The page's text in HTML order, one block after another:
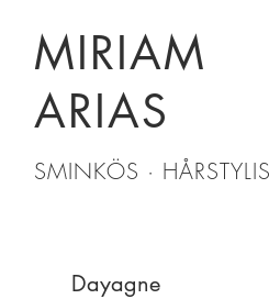
MIRIAM
ARIAS
SMINKÖS ·
Dayagne